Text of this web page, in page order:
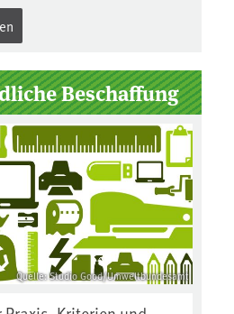
Beschaffung
Quelle: Studio Good/Umweltbundesamt